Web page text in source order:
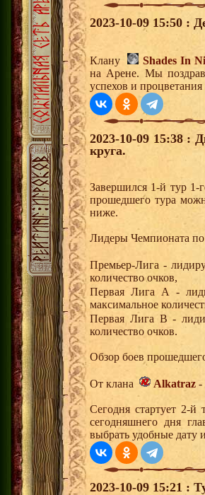
2023-10-09 15:50 :
Клану Shades In
на Арене. Мы
успехов и
2023-10-09 15:38 :
круга.
Завершился 1-й тур 1-
прошедшего тура
ниже.
Лидеры Чемпионата
Премьер-Лига -
количество очков,
Первая Лига А -
максимальное
Первая Лига В -
количество очков.
Обзор боев
От клана Alkatraz -
Сегодня стартует 2-
сегодняшнего дня
выбрать удобные дату
2023-10-09 15:21 :